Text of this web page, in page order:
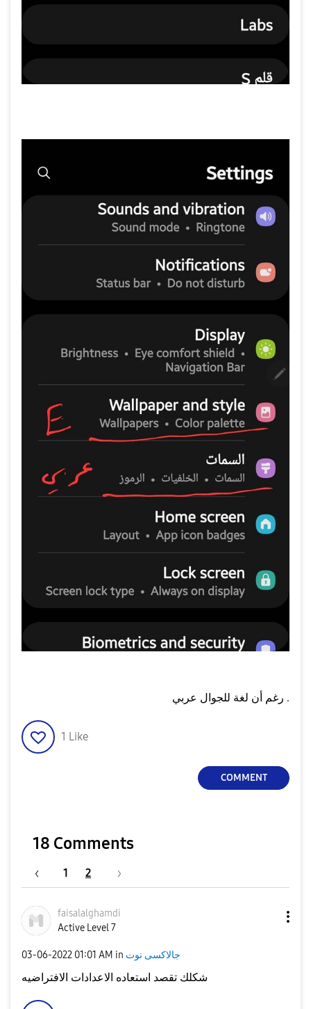
رغم أن لغة للجوال عربي .
1 Like
COMMENT
18 Comments
1 2
faisalalghamdi
Active Level 7
‎03-06-2022 01:01 AM in جالاكسى نوت
شكلك تقصد استعاده الاعدادات الافتراضيه